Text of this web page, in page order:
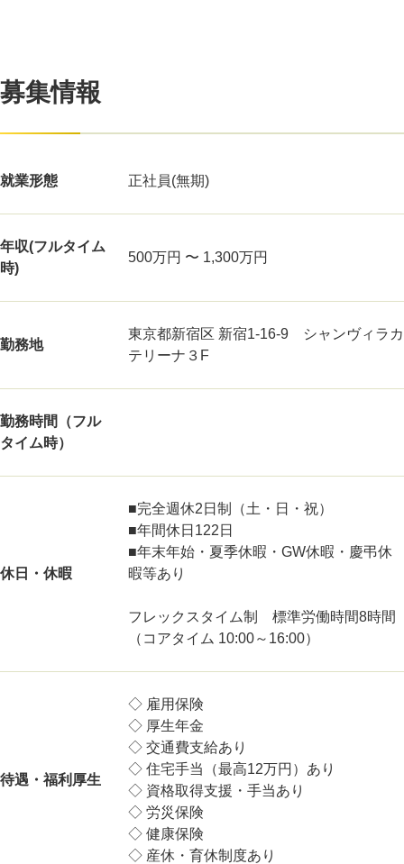
募集情報
就業形態 正社員(無期)
年収(フルタイム
時)
500万円 〜 1,300万円
勤務地
東京都新宿区 新宿1-16-9 シャンヴィラカ
テリーナ３F
勤務時間（フル
タイム時）
休日・休暇
■完全週休2日制（土・日・祝）
■年間休日122日
■年末年始・夏季休暇・GW休暇・慶弔休
暇等あり
フレックスタイム制 標準労働時間8時間
（コアタイム 10:00～16:00）
待遇・福利厚生
◇ 雇用保険
◇ 厚生年金
◇ 交通費支給あり
◇ 住宅手当（最高12万円）あり
◇ 資格取得支援・手当あり
◇ 労災保険
◇ 健康保険
◇ 産休・育休制度あり